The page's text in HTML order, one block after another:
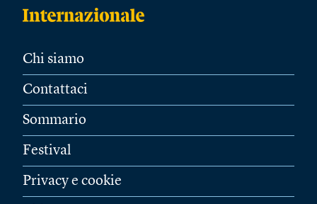
Chi siamo
Contattaci
Sommario
Festival
Privacy e cookie